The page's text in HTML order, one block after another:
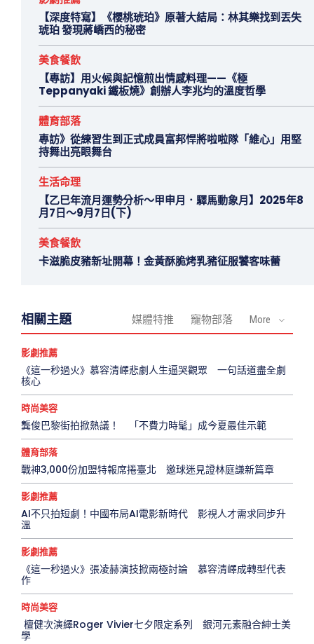
【深度特寫】《櫻桃琥珀》原著大結局：林其樂找到丟失
琥珀 發現蔣嶠西的秘密
美食餐飲
【專訪】用火候與記憶煎出情感料理——《極
Teppanyaki 鐵板燒》創辦人李兆均的溫度哲學
體育部落
專訪》從練習生到正式成員富邦悍將啦啦隊「維心」用堅
持舞出亮眼舞台
生活命理
【乙巳年流月運勢分析～甲申月．驛馬動象月】2025年8
月7日～9月7日(下)
美食餐飲
卡滋脆皮豬新址開幕！金黃酥脆烤乳豬征服饕客味蕾
相關主題 媒體特推 寵物部落 More
影劇推薦
《這一秒過火》慕容清嶧悲劇人生逼哭觀眾 一句話道盡全劇
核心
時尚美容
龔俊巴黎街拍掀熱議！ 「不費力時髦」成今夏最佳示範
體育部落
戰神3,000份加盟特報席捲臺北 邀球迷見證林庭謙新篇章
影劇推薦
AI不只拍短劇！中國布局AI電影新時代 影視人才需求同步升
溫
影劇推薦
《這一秒過火》張凌赫演技掀兩極討論 慕容清嶧成轉型代表
作
時尚美容
檀健次演繹Roger Vivier七夕限定系列 銀河元素融合紳士美
學